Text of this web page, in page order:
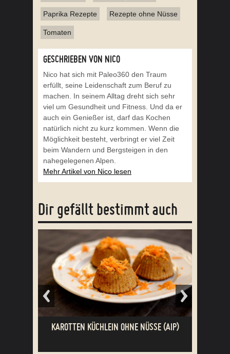
Paprika Rezepte Rezepte ohne Nüsse
Tomaten
GESCHRIEBEN VON NICO
Nico hat sich mit Paleo360 den Traum
erfüllt, seine Leidenschaft zum Beruf zu
machen. In seinem Alltag dreht sich sehr
viel um Gesundheit und Fitness. Und da er
auch ein Genießer ist, darf das Kochen
natürlich nicht zu kurz kommen. Wenn die
Möglichkeit besteht, verbringt er viel Zeit
beim Wandern und Bergsteigen in den
nahegelegenen Alpen.
Mehr Artikel von Nico lesen
Dir gefällt bestimmt auch
KÜCHLEIN OHNE NÜSSE (AIP)